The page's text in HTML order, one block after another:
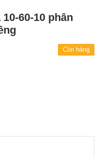
60-10 phân
Còn hàng